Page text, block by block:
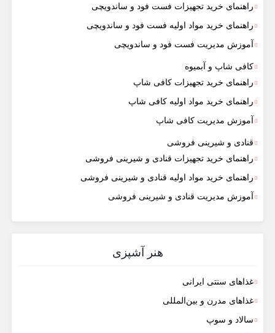
راهنمای خرید تجهیزات فست فود و ساندویچی
راهنمای خرید مواد اولیه فست فود و ساندویچی
آموزش مدیریت فست فود و ساندویچی
کافی شاپ و آبمیوه
راهنمای خرید تجهیزات کافی شاپ
راهنمای خرید مواد اولیه کافی‌ شاپ‌
آموزش مدیریت کافی شاپ
قنادی و شیرینی فروشی
راهنمای خرید تجهیزات قنادی و شیرینی فروشی
راهنمای خرید مواد اولیه قنادی و شیرینی فروشی
آموزش مدیریت قنادی و شیرینی فروشی
هنر آشپزی
غذاهای سنتی ایرانی
غذاهای مدرن و بین‌المللی
سالاد و سوپ